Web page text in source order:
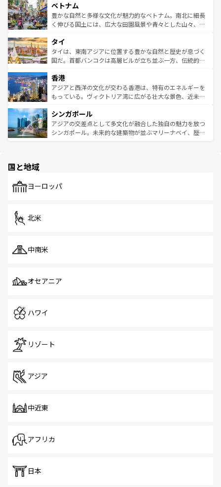
参照してほしい。
容にもいいと評判のスイーツなど、バラエティ豊かな料理
が味わえる。 なお、新着の台湾情報は コンテンツ一覧を参
照してほしい。
き、地方に足を延ばせば四季折々の自然美を楽しむことが
できる。そして、キムチや焼肉、絶品のストリートフード
まで、さまざまな韓国料理が待っている。夜には、韓国な
リティに包まれながら、韓国の多彩な魅力を心ゆくまで味
わってみてほしい。 なお、新着の韓国情報はコンテンツ一
覧を参照してほしい。
ベトナム
豊かな自然と多様な文化が魅力的なベトナム。南北に細長
く伸びる国土には、広大な田園風景や青々とした山々、世
急速な発展と共に伝統が息づく。ハノイの古い町並みやホ
ーチミン市のフランス統治時代の建物も、独特の雰囲気を
醸し出している。また、バラエティの豊かさとおいしさで
とつ。フォーやバインミー、ベトナムコーヒーなどは、ぜ
ひ現地で味わいたい。どの地域を訪れてもあたたかい人々
が旅行者を迎えてくれるので、きっと忘れられない旅にな
参照してほしい。
タイ
タイは、東南アジアに位置する豊かな自然と歴史が息づく
国だ。首都バンコクは高層ビルが立ち並ぶ一方、伝統的な
の活気が交差している。北部ではチェンマイなどの山岳地
帯で自然と触れ合い、南部ではプーケットやクラビの美し
いビーチでリゾート気分を楽しむことができる。タイ料理
激する。気候は一年中温暖で、どの季節にも異なる楽しみ
が待っている。親しみやすいタイの人々、仏教を中心とし
た文化、そして多様な観光資源が、訪れる旅人を魅了し続
香港
アジアと西洋の文化が交わる香港は、特有のエネルギーを
もっている。ヴィクトリア湾に広がる壮大な景色、近未来
み、どこを訪れても感動するはず。観光スポットが密集し
ており、効率よく見どころを回れるのも魅力。息をのむよ
うな絶景から文化的な体験まで、香港を存分に楽しみ尽く
シンガポール
アジアの交差点として多文化が融合した独自の魅力を放つ
シンガポール。未来的な建築物が並ぶマリーナベイ、歴史
で、ホーカーズは地元の風情を楽しめる外せないスポット
国と地域
ヨーロッパ
北米
中南米
オセアニア
ハワイ
リゾート
アジア
中近東
アフリカ
日本